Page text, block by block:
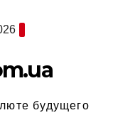
будущего